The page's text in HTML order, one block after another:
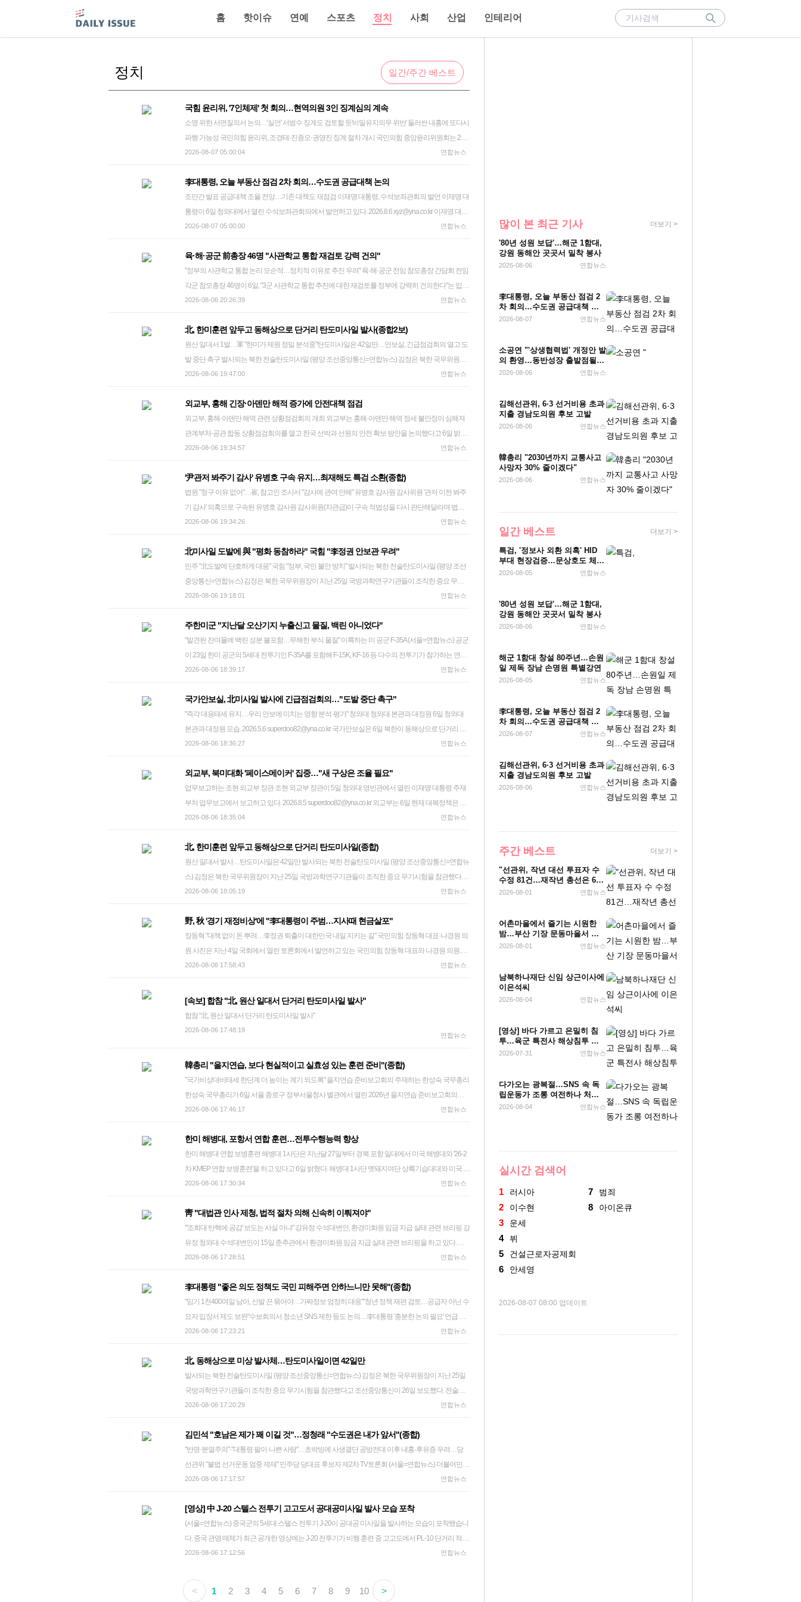
홈 핫이슈 연예 스포츠 정치 사회 산업 인테리어
정치 일간/주간 베스트
국힘 윤리위, '7인체제' 첫 회의…현역의원 3인 징계심의 계속
소명 위한 서면질의서 논의…'실언' 서범수 징계도 검토할 듯'비밀유지의무 위반' 둘러싼 내홍에 또다시
파행 가능성 국민의힘 윤리위, 조경태·진종오·권영진 징계 절차 개시 국민의힘 중앙윤리위원회는 27
일 전체회의를 열어 6선 조경태 의원과 친한(친한동훈)계 초선 진종오 의원, 재선 권영진 의원에 대한
의결했다고 보도자료를 통해 밝혔다. 사진 왼쪽부터 조경태, 진종오, 권영진 의원. 2026.7.27
photo@yna.co.kr 국민의힘 중앙윤리위원회가 7일 '7인 체제'에서 첫 회의를 열고 조경태·권영진·진종오
의원에 대한 징계절차 심의를 이어간다. 윤리위는 이날 오전 10시부터 회의를 열고 지난 회의에서 징
계 개시 결정을 내린 세 명의 현역의원에 대한 징계 절차를 계속 심의한다. 윤리위는 7인 체제에서의 상
근 검찰 보완수사권 폐지 관련 국회 간담회에서 실언 논란으로 윤리위에 제소된 서범수 의원에 대한
징계 개시 여부도 함께 검토할 것으로 보인다. 앞서 윤리위는 지난 달 27일 회의를 열고 6선 조경태 의
원과 친한(친한동훈)계 초선 진종오 의원, 재선 권영진 의원에 대한 징계 절차를 개시했다. 조 의원은 야
당 몫 국회부의장 선출 과정에서 다른 당 의원들에게 자당 소속인 박덕흠 국회부의장 낙선 전화를 했
윤리위에 제소됐다. 권 의원은 상임위원회 배분 과정에서 정점식 원내대표의 멱살을 잡는 등 물의를
빚으면서 윤리위에 제소됐다. 하지만 징계 개시 의결이 윤민우 윤리위원장을 포함한 기존 윤리위원 5
명 중 3명만 참석한 상태에서 이뤄진 것으로 알려지며 정당성 논란이 일었다. 이에 당 지도부는 지난달
30일 최고위 의결을 거쳐 위원 2명을 추가 임명했지만, 윤리위 비밀유지의무 조항을 둘러싼 내홍이 이
개적으로 문제를 제기한 우종환 부위원장 등을 겨냥해 "윤리위 내부 논의와 관련된 비밀유지 의무 위
반이 재발할 경우 해당 윤리위원 해임을 당대표에게 요청하는 등 엄정하게 조치하겠다"고 밝혔다. 반
면 우 부위원장은 윤 위원장의 일방적인 윤리위 운영을 비판하며 무소속 한동훈 의원 등에 대한 징계
논의 당시, 징계 대상자 명단과 내용을 외부인과 사전에 공유했다는 의혹을 제기하며 사퇴를 요구한
2026-08-07 05:00:04 연합뉴스
李대통령, 오늘 부동산 점검 2차 회의…수도권 공급대책 논의
조만간 발표 공급대책 조율 전망…기존 대책도 재점검 이재명 대통령, 수석보좌관회의 발언 이재명 대
통령이 6일 청와대에서 열린 수석보좌관회의에서 발언하고 있다. 2026.8.6 xyz@yna.co.kr 이재명 대통
령은 7일 오후 2시 청와대에서 부동산 정책 점검 2차 회의를 주재하고 수도권 공급 대책을 논의한다.
한다. 조만간 정부가 발표할 공급 대책의 내용과 발표 시기 등 세부 사항 조율도 집중적으로 이뤄질 것
으로 보인다. 이 대통령이 지난 회의에서 기존에 발표한 수도권 공급대책을 전반적으로 다시 짚어볼
것을 함께 지시한 만큼, 이와 관련한 내용도 이번 회의에서 다뤄질 전망이다. 강유정 청와대 수석대변
인은 전날 브리핑에서 "대통령이 주문한 주택 공급 확대와 속도에 대해 다각적 방안을 검토하고 있
있다. 이 대통령은 앞서 미국·남미 순방에서 귀국한 당일인 지난 3일 곧장 청와대로 출근해 7시간 30분
에 걸친 회의를 통해 신속히 공급할 수 있는 주택 물량 확보를 당부한 바 있다. 이 대통령은 당시 "최대
한 신속하게 많은 주택이 공급될 수 있도록 가능한 공급 물량을 최대한 확보하는 한편, 가용한 행정조
치와 금융·재정·규제 완화 등 신속한 공급 실현 방법을 찾으라"고 주문했다. 그러면서 "기존 공급 대책
추가 보고 및 회의를 지시했다. ses@yna.co.kr
2026-08-07 05:00:00 연합뉴스
육·해·공군 前총장 46명 "사관학교 통합 재검토 강력 건의"
"정부의 사관학교 통합 논리 모순적…정치적 이유로 추진 우려" 육·해·공군 전임 참모총장 간담회 전임
각군 참모총장 46명이 6일, "3군 사관학교 통합 추진에 대한 재검토를 정부에 강력히 건의한다"는 입장
을 밝혔다. 이들은 이날 발표한 입장문에서 "정부는 지금이라도 사관학교의 물리적 통합이 아니라 초
련해야 한다"며 이처럼 건의했다. 참모총장단은 "정부가 제시한 통합의 논리는 앞뒤가 맞지 않는 모순
그 자체"라며 "동일한 장소에서 함께 교육한다고 합동성이 발휘되는 것이 아니며, 통합으로 예산이 절
감되는 것이 아니라 천문학적 예산이 소요된다"고 주장했다. 이어 "정부의 통합 추진은 국민적 공감대
없이 추진되고 있다"며 "전문가들의 의견과 여론이 반영되지 않은 채 밀어붙이는 방식은 결코 정당화
화하고, 사관학교 통합을 그 예방책으로 제시하는 것은 진단과 처방이 어긋나는 것"이라며 "사관학교
통합이 정치적 이유에서 추진되고 있다는 우려를 깊게 한다"고 주장했다. 이는 이재명 대통령이 전날
국방부의 업무보고에서 "(사관학교를) 통합하면 이런 (쿠데타) 가능성이 좀 줄어들지 않겠나"라며, 사
관학교 통합 추진을 독려한 것을 비판한 것으로 해석된다. 참석자들에 따르면 3군 참모총장 26명이 서
로 전임 참모총장 46명이 동참했다고 한다. 육군 18명, 해군 13명, 공군 15명 등으로, 한민구(육군) 전 국
방부 장관, 정경두 전 국방부 장관(공군), 원인철 전 합참의장(공군) 등이 이름을 올렸다. 이재명 정부에
서 해군참모총장에 임명됐다가 계엄 관여 의혹으로 사퇴한 강동길 전 총장도 연명했다. 3군 전임 참모
총장들이 특정 정부 정책에 대해 공동 입장문을 낸 것은 이번이 처음으로 알려졌다. 사관학교 통합은
교'를 대전 자운대에 창설한다는 것을 골자로 하는 국군사관학교 창설 기본계획을 지난달 발표했다. 국
방부는 이달 26일 국군사관학교 창설 공청회를 개최해 각계각층의 의견을 수렴하고, 오는 10월께 국
군사관학교 창설 세부계획을 수립·발표한다는 방침이다. kcs@yna.co.kr
2026-08-06 20:26:39 연합뉴스
北, 한미훈련 앞두고 동해상으로 단거리 탄도미사일 발사(종합2보)
원산 일대서 1발…軍 "한미가 제원 정밀 분석중"탄도미사일은 42일만…안보실, 긴급점검회의 열고 도
발 중단 촉구 발사되는 북한 전술탄도미사일 (평양 조선중앙통신=연합뉴스) 김정은 북한 국무위원장
이 지난 25일 국방과학연구기관들이 조직한 중요 무기시험을 참관했다고 조선중앙통신이 26일 보도
nkphoto@yna.co.kr 북한이 6일 동해상으로 단거리 탄도미사일(SRBM)을 발사했다. 합동참모본부(합
참)는 이날 오후 5시께 원산 일대에서 동해상으로 발사된 단거리 탄도미사일 1발을 포착했으며, 정확
한 제원에 대해서는 한미가 정밀 분석 중이라고 밝혔다. 합참은 "한미 정보당국은 발사 초기부터 관련
동향을 추적 및 공유해 왔으며, 일본과도 북한 탄도미사일 관련 정보를 공유했다"고 전했다. 이어 "우리
도적으로 대응할 수 있는 능력과 태세를 유지하고 있다"고 강조했다. 통상 사거리 300∼1천km의 미사
일이 단거리 탄도미사일로 분류된다. 군은 이날 북한이 발사한 미사일의 비행 거리를 구체적으로 공개
하지 않았는데, 이 미사일이 평소와 다소 다른 발사 패턴을 보인 것 아니냐는 추측도 나온다. 북한의 탄
도미사일 발사는 올해 들어 10번째이며, 42일 만이다. 앞서 북한은 지난 6월 25일 김정은 국무위원장
사거리 연장탄 등 남측을 사정권에 두는 전술무기 발사 실험을 했다. 당시 전술탄도미사일 발사는 평
상시 화성-11라 사거리(110㎞가량)의 절반 이상을 줄여 쏜 것으로 평소와 다른 패턴을 보였다. 5월 26
일에도 화성-11라 또는 개량형으로 분석되는 전술탄도미사일과 240㎜ 방사포 등의 '섞어쏘기'에 나섰
다. 아울러 지난달 3일에는 신형 5천t급 구축함 '강건호'에 탑재된 전략순항미사일 시험발사를 했다. 이
한은 통상 전구급 한미 연합훈련과 이를 계기로 하는 미 전략자산 전개에 대해 '북침 연습'이라고 규정
하며 강하게 반발해 왔다. 북한이 최근 일본 등 역내 국가들의 전력 증강 움직임을 강하게 비판해 온 만
큼 이에 대한 반발 성격의 발사일 수도 있다. 전날 김여정 노동당 총무부장은 최근 일본 해상자위대가
실시한 미국산 장거리 순항미사일 토마호크 시험발사 등에 반발하는 담화를 내고 "(북한은) 일본의 변
부와 합참 등 관계기관이 참석한 가운데 긴급안보상황점검회의를 개최하고, 이번 발사가 안보에 미치
는 영향을 분석·평가하고 필요한 조치 사항을 점검했다. 안보실은 "북한의 탄도미사일 발사는 유엔 안
전보장이사회 결의를 위반하는 도발 행위"라면서 이를 즉각 중단할 것을 함께 촉구했다고 전했다.
kimhyoj@yna.co.kr
2026-08-06 19:47:00 연합뉴스
외교부, 홍해 긴장·아덴만 해적 증가에 안전대책 점검
외교부, 홍해·아덴만 해역 관련 상황점검회의 개최 외교부는 홍해·아덴만 해역 정세 불안정이 심해져
관계부처-공관 합동 상황점검회의를 열고 한국 선박과 선원의 안전 확보 방안을 논의했다고 6일 밝혔
다. 조주성 외교부 해외안전기획관 주재로 열린 이날 회의에는 해양수산부와 국방부 등 관계부처, 홍
피해 예방 대책을 점검했다. 조 기획관은 올해 상반기 소말리아·아덴만 해역에서 발생한 해적 사건이 9
건으로 지난해 같은 기간보다 3배 증가했고, 홍해에서도 선박 피격 사건이 연이어 발생하고 있는 데 대
해 우려를 표했다. 이어 언제든 한국 선박과 선원의 피해가 발생할 가능성을 염두에 두고 관계부처 간
유기적인 공조 체계를 유지해 나가자고 당부했다. 홍해·아덴만 해역 인근 공관들은 한국 선박과 선원
가겠다고 밝혔다. ssun@yna.co.kr
2026-08-06 19:34:57 연합뉴스
'尹관저 봐주기 감사' 유병호 구속 유지…최재해도 특검 소환(종합)
법원 "청구 이유 없어"…崔, 참고인 조사서 "감사에 관여 안해" 유병호 감사원 감사위원 '관저 이전 봐주
기 감사' 의혹으로 구속된 유병호 감사원 감사위원(차관급)이 구속 적법성을 다시 판단해달라며 법원
에 요청했으나 받아들여지지 않았다. 서울중앙지법 형사항소5-2부는 이날 유 위원이 청구한 구속적부
필요성을 법원이 다시 한번 따지는 절차다. 법원은 적부심사 청구서가 접수된 뒤 48시간 이내에 피의
자를 심문하고 증거 조사를 해야 한다. 적부심 기각으로 유 위원의 구속은 유지된다. 유 위원은 윤석열
정부 시절 감사원 사무총장으로 재직하면서 대통령실·관저 이전 관련 감사 결과를 축소 또는 은폐하기
위해 부당하게 관여한 혐의(직권남용 권리행사방해 등) 등을 받는다. 당초 감사단은 21그램 등 공사 관
서면조사로 바꾸도록 지시한 것으로 조사됐다. 대통령실 자료는 공문 대신 구두로 요청하고, 대통령실
관계자들에 대한 대면조사는 자제하라는 취지의 지시도 한 것으로 파악됐다. 특검팀은 유 위원이 대통
령실과 소통하면서 감사에 개입했다고 의심한다. 윤 전 대통령의 측근인 유 위원이 '피감사자'인 대통
령실의 청탁을 받아 직원들에게 부당한 업무 지시를 내렸다는 것이다. 21그램은 김건희 여사가 운영한
부부가 김 여사와 친분이 두터운 것으로 알려져 있다. 3대 특검(내란·김건희·순직해병) 이후 남은 사건
을 수사하는 2차 종합특검은 지난달 14일 유 위원에 대한 구속영장을 청구했고 법원은 같은 달 20일 증
거인멸 우려를 이유로 영장을 발부했다. 유 위원은 이에 불복해 이달 3일 법원에 구속적부심사를 청구
했다. 최재해 전 감사원장 한편 특검팀은 지난 3일 최재해 전 감사원장도 참고인 신분으로 불러 부실 감
않았고 유 위원의 부당한 지시 등을 알았다면 결론을 내지 않았을 것'이라는 취지로 진술한 것으로 전
해졌다. 유 위원과 대통령실의 소통도 몰랐다고 주장했다. 특검팀은 조만간 유 위원을 재판에 넘기는
한편 최 전 원장이 관저 이전 감사 과정에 묵인하거나 개입했는지 여부도 조사할 방침이다.
away777@yna.co.kr
2026-08-06 19:34:26 연합뉴스
北미사일 도발에 與 "평화 동참하라" 국힘 "李정권 안보관 우려"
민주 "北도발에 단호하게 대응" 국힘 "정부, 국민 불안 방치" 발사되는 북한 전술탄도미사일 (평양 조선
중앙통신=연합뉴스) 김정은 북한 국무위원장이 지난 25일 국방과학연구기관들이 조직한 중요 무기
시험을 참관했다고 조선중앙통신이 26일 보도했다. 전술탄도미사일이 화염을 내뿜으며 해안 발사대
규탄했다. 더불어민주당 강준현 수석대변인은 이날 서면브리핑에서 "어떤 명분으로도 무력 도발은 정
당화될 수 없다"며 "국제 정세가 불안정한 시점에서 감행된 이번 도발은 한반도 긴장만 고조시킬 뿐"이
라고 지적했다. 강 수석대변인은 "북한은 당장 무력시위를 멈추고 한반도 평화와 신뢰 회복의 길에 동
참해야 한다"며 "이재명 정부와 민주당은 북한의 어떤 도발에도 단호하게 대응하겠다"고 강조했다. 그
을 지키는 데 모든 노력을 다하겠다"고 했다. 국민의힘도 최보윤 수석대변인 명의의 논평을 통해 "대한
민국 안보와 국민 생명을 위협하는 북한 김정은 정권의 무모한 도발 행위를 강력히 규탄한다"고 밝혔
다. 최 수석대변인은 "이번 도발은 한반도 및 역내 평화를 흔드는 북한의 군사적 위협이 얼마나 심각한
수준에 이르렀는지를 여실히 보여준다"고 말했다. 그는 "무엇보다 우려스러운 것은 일촉즉발의 안보
태세에 문제가 있다고 주장했다. 최 수석대변인은 "북한이 6월 전술탄도미사일과 방사포 사격, 7월 신
형 구축함에서의 전략순항미사일 발사 등 무력시위를 지속하는데도 정부는 안일한 인식과 소극적 대
응으로 일관해 국민 불안을 방치하고 있다"고 비판했다. 합동참모본부는 이날 오후 5시께 원산 일대에
서 동해상으로 발사된 단거리 탄도미사일을 포착했다고 밝혔다. 북한의 탄도미사일 발사는 올 들어 10
2026-08-06 19:18:01 연합뉴스
주한미군 "지난달 오산기지 누출신고 물질, 백린 아니었다"
"발견된 잔여물에 백린 성분 불포함…무해한 부식 물질" 이륙하는 미 공군 F-35A (서울=연합뉴스) 공군
이 23일 한미 공군의 5세대 전투기인 F-35A를 포함해 F-15K, KF-16 등 다수의 전투기가 참가하는 연합
공중훈련을 실시했다고 밝혔다. 사진은 훈련에 참가한 미 공군 F-35A가 오산기지에서 이륙하는 모습.
독성 물질인 백린이 아닌 것으로 나타났다고 6일 밝혔다. 주한미군은 이날 오산공군기지 홈페이지에
게재한 국·영문 보도자료에서 "철저한 점검 및 시험 결과, 7월 28일 정기 탄약 점검 중 발견된 결정체와
잔여물은 백린이 아니었으며 백린 성분 또한 포함되어 있지 않았음을 확인했다"고 밝혔다. 주한미군은
"추가 분석 결과, 해당 잔류물은 시간이 지남에 따라 환경에 노출되어 발생한 무해한 표면 부식 물질임
당 탄약을 안전하게 격리 조치했다"며 "부상자는 발생하지 않았으며, 기지 운영은 정상적으로 이루어
지고 있다"고 덧붙였다. 그러면서 "우리는 평택 지역 주민의 신뢰를 소중히 여기며, 앞으로도 모든 분의
안전을 지키고 관련 정보를 투명하게 공유하기 위해 최선을 다하겠다"고 강조했다. 지난달 28일 오후 5
시 7분께 평택시 서탄면에 있는 주한미군 오산공군기지에서 백린이 누출됐다는 신고가 경찰에 접수
상의 액체가 고여 있는 것을 발견해 누출 사실을 인지한 것으로 전해졌다. 평택시는 오후 5시 37분께
재난문자를 보내 인근 주민들에 대피하라고 안내했고, 오후 6시 13분께 부대 내 조치가 완료됐다며 대
피명령을 해제했다. kimhyoj@yna.co.kr
2026-08-06 18:39:17 연합뉴스
국가안보실, 北미사일 발사에 긴급점검회의…"도발 중단 촉구"
"즉각 대응태세 유지…우리 안보에 미치는 영향 분석·평가" 청와대 청와대 본관과 대정원 6일 청와대
본관과 대정원 모습. 2026.5.6 superdoo82@yna.co.kr 국가안보실은 6일 북한이 동해상으로 단거리 탄
도미사일을 발사한 것과 관련, 긴급안보상황점검회의를 개최했다고 보도자료를 통해 밝혔다. 국가안
응 태세 유지를 지시하고, 이번 발사가 우리 안보에 미치는 영향을 분석·평가하고 필요한 조치 사항을
점검했다. 안보실은 "북한의 탄도미사일 발사는 유엔 안전보장이사회 결의를 위반하는 도발 행위"라
면서 이를 즉각 중단할 것을 함께 촉구했다고 전했다. 합참은 이날 오후 5시께 원산 일대에서 동해상으
로 발사된 단거리 탄도미사일을 포착했다고 밝혔다. 북한의 탄도미사일 발사는 올 들어 10번째이며,
2026-08-06 18:36:27 연합뉴스
외교부, 북미대화 '페이스메이커' 집중…"새 구상은 조율 필요"
업무보고하는 조현 외교부 장관 조현 외교부 장관이 5일 청와대 영빈관에서 열린 이재명 대통령 주재
부처 업무보고에서 보고하고 있다. 2026.8.5 superdoo82@yna.co.kr 외교부는 6일 현재 대북정책은 북
미대화 재개를 지원하는 '페이스메이커' 역할에 무게를 두고 있다며 통일부가 제시한 4자 대화 등 구상
서는 '피스메이커-페이스메이커' 구상에 "변화가 없다"며 "한미 간뿐 아니라, 주변국 모두에, 모든 외교
상황에서 우리의 한반도 정책을 설명하고 있다"고 말했다. 이어 평화 체제 논의를 위한 다자 대화 구성
에 대해서는 "정부 내 추가 협의와 조율 과정을 거쳐야 한다"고 설명했다. 외교부는 현재 북미대화 재개
를 통한 대화 분위기 조성에 무게를 두고 있다. 또한 통일부가 업무보고에서 제시한 '피스메이커-페이
장을 갖고 있다. 외교는 상대가 있는 만큼 새로운 정책 구상일수록 충분한 협의와 공감대 형성이 선행
돼야 한다는 것이다. 조현 외교부 장관도 전날 통일부가 남북 및 미국·중국 등 4자 대화 동력을 확보하
겠다고 밝힌 것을 두고 "이상주의에 근거한 어떤 희망이라 하더라도 그건 다소 아직 조율되지 않은 그
런 방법 중에 하나가 아닌가"라고 지적했다. 이어 "우리가 6자 회담도 있었고, 또 3자도 있고 4자도 있고,
자 대화 이렇게 이야기한 것은 여러분들께서 이상적인 말씀을 우리 정 장관께서 한 거니까 디스카운트
해 주시면 좋겠다"고 덧붙였다. 하지만 4자 또는 6자 협력체 가동은 작년 9월 국무회의에서 확정된 이
재명 정부 국정과제에 반영된 구상이라는 질문에 외교부 고위 당국자는 "어떤 계기에 어떻게 보고됐는
용 중 일부는 아직 부처 간 조율을 거치지 않은 단계라는 점을 설명한 것이지, 통일부 전체 업무보고 내
용에 반대한다는 의도로 말한 것은 아니라고 설명했다. 또한 "한반도 평화공존 정책은 정부의 공통 목
표"라며 "정부는 국가안전보장회의(NSC)를 중심으로 한반도 평화 공존이라는 일관된 정책을 유관 부
2026-08-06 18:35:04 연합뉴스
北, 한미훈련 앞두고 동해상으로 단거리 탄도미사일(종합)
원산 일대서 발사…탄도미사일은 42일만 발사되는 북한 전술탄도미사일 (평양 조선중앙통신=연합뉴
스) 김정은 북한 국무위원장이 지난 25일 국방과학연구기관들이 조직한 중요 무기시험을 참관했다고
조선중앙통신이 26일 보도했다. 전술탄도미사일이 화염을 내뿜으며 해안 발사대에서 솟구치고 있다.
(합참)는 이날 오후 5시께 원산 일대에서 동해상으로 발사된 단거리 탄도미사일을 포착했다고 밝혔다.
합참은 "우리 군은 추가 발사에 대비해 감시 및 경계를 강화한 가운데, 한미일은 북한 탄도미사일 관련
정보를 긴밀하게 공유하면서 만반의 대비태세를 유지하고 있다"고 밝혔다. 북한의 탄도미사일 발사는
올해 들어 10번째이며, 42일 만이다. 앞서 북한은 지난 6월 25일 김정은 국무위원장이 참관하는 가운
등 남측을 사정권에 두는 전술무기 발사 실험을 했다. 당시 전술탄도미사일 발사는 평상시 화성-11라
사거리(110㎞가량)의 절반 이상을 줄여 쏜 것으로 평소와 다른 패턴을 보였다. 아울러 북한은 지난달 3
일 신형 5천t급 구축함 '강건호'에 탑재된 전략순항미사일 시험발사를 했다. 이번 발사는 이달 개최가 예
상되는 전구급 한미 연합연습 '을지 자유의 방패'(UFS)를 앞두고 이뤄졌다. 북한은 통상 전구급 한미 연
kimhyoj@yna.co.kr
2026-08-06 18:05:19 연합뉴스
野, 秋 '경기 재정비상'에 "李대통령이 주범…지사때 현금살포"
장동혁 "대책 없이 돈 뿌려…李정권 퇴출이 대한민국 내일 지키는 길" 국민의힘 장동혁 대표·나경원 의
원 사진은 지난 4일 국회에서 열린 토론회에서 발언하고 있는 국민의힘 장동혁 대표와 나경원 의원.
2026.8.4 eastsea@yna.co.kr 보수 야당은 6일 더불어민주당 소속 추미애 경기도지사가 '도 재정 비상'을
의힘 장동혁 대표는 이날 페이스북 메시지에서 "경기도의 오늘을 보면 대한민국의 내일 보인다"며 "민
주당 도지사 8년에 재정이 완전히 거덜 났다. 당장 쓸 예산도 없다고 한다"고 썼다. 장 대표는 "주범은 전
기느라 도정을 방만하게 운영한 결과"라고 말했다. 이어 "대통령이 되고도 똑같다. 돈 뿌리는 규모는 훨
다. 틈만 나면 추경(추가경정예산) 타령을 멈추지 않는다"고 날을 세웠다. 그러면서 "이재명 정권 퇴출
이 대한민국의 내일을 지키는 길"이라고 강조했다. 같은 당 나경원 의원도 페이스북에서 "추미애 지사
의 '경기도 재정 파탄 선언'은 이재명 대통령이 초래할 대한민국 부도 예언"이라고 비판했다. 나 의원은
김동연 전 지사를 함께 거론하며 "재난지원금, 지역화폐, 각종 현금성 지원, '현금 살포 정치'를 7차례나
서 경기도 재정을 구조적으로 파탄 냈다"고 지적했다. 이어 "이재명의 성남 모라토리엄, 경기도 부도, 이
재명의 대한민국 미래 부도와 오버랩 된다"며 "투표 조작질, 주가 조작질, 세금 폭탄, 부동산 조작질로
갈 데까지 간 이재명 정권, 빨리 부도 처리하라는 것이 국민의 명령"이라고 말했다. 경기 화성을을 지역
구로 둔 개혁신당 이준석 대표는 페이스북에서 이 대통령의 지사 임기 마지막 해 청년기본소득, 산후
고 지적했다. 이어 "한번 국민에게 한 약속은 세금이 덜 걷혀도 물릴 수 없다. 그래서 더욱, 그 약속을 누
가 언제 얹었는지 도민이 알아야 한다"면서 "이재명 경기도지사였다"고 거듭 강조했다. 그러면서 "경기
도는 힘들면 중앙정부에 손을 내밀 수 있지만, 나라는 손 내밀 곳이 없다"며 "경기도에서 들은 말을 4년
nowwego@yna.co.kr minaryo@yna.co.kr
2026-08-06 17:58:43 연합뉴스
[속보] 합참 "北, 원산 일대서 단거리 탄도미사일 발사"
합참 "北, 원산 일대서 단거리 탄도미사일 발사"
2026-08-06 17:48:19
연합뉴스
韓총리 "을지연습, 보다 현실적이고 실효성 있는 훈련 준비"(종합)
"국가비상대비태세 한단계 더 높이는 계기 되도록" 을지연습 준비보고회의 주재하는 한성숙 국무총리
한성숙 국무총리가 6일 서울 종로구 정부서울청사 별관에서 열린 2026년 을지연습 준비보고회의에
서 발언하고 있다. 2026.8.6 jeong@yna.co.kr 한성숙 국무총리는 6일 올해 을지연습과 관련 "각 기관은
이고 실효성 있는 훈련이 이뤄질 수 있도록 준비해 주시길 바란다"고 당부했다. 한 총리는 이날 정부서
울청사에서 열린 을지연습 준비 보고회의 모두발언에서 "을지연습이 국가비상대비태세를 한 단계 더
높이는 계기"가 되도록 노력해달라며 이같이 말했다. 그는 "러시아-우크라이나 전쟁과 중동 지역 무력
충돌은 현대전이 군사적 충돌을 넘어 국가 핵심 기반 시설과 국민 일상까지 위협할 수 있음을 보여준
안보 환경에서 정부의 대응 역량은 군사작전 지원뿐 아니라 국민 일상 유지와 국가기능 지속까지 포괄
해야 한다"며 "을지연습은 이런 국가 비상대응 역량과 국가 총력전 수행 체계를 사전에 점검하는 비상
대비 훈련"이라고 규정했다. 한 총리는 또 "올해는 정부조직 개편과 지방행정체계 개편 이후 처음 실시
되는 을지연습"이라며 "각 기관은 새로운 업무 체계에 맞춰 비상대응체계를 정비해 주시고, 실제 상황
다며 "실제 훈련 과정에서 단 한 건의 안전사고도 발생하지 않도록 사전 안전 점검과 현장 안전 관리에
만전을 기해 주시길 바란다"고 지시했다. 한 총리는 이 밖에 국민 참여형 훈련 실시, 기관장의 적극적인
직접 참여 등도 거듭 당부했다. 18∼21일 전국에서 실시되는 올해 을지연습에선 전력·에너지·공항·항
만·도로 등 국가 핵심 기반시설 피해 상황을 가정한 '1기관 1훈련'과 국가정보원 주관의 정부·군·관계기
지 관계장관회의가 운영되며 전 공무원 비상소집훈련, 전시 창설기구 편성, 정부·군 통합 상황 대응 연
습, 전시 전환절차 숙달을 위한 을지국무회의 등도 실시된다. 20일에는 주민 대피, 긴급차량 길 터주기,
차량통제 등 전국 단위 공습 대비 민방위훈련을 실시해 비상대비태세를 점검한다. 국민의례하는 외교-
통일부 장관 조현 외교부 장관(왼쪽)과 정동영 통일부 장관이 6일 서울 종로구 정부서울청사 별관에서
hapyry@yna.co.kr
2026-08-06 17:46:17 연합뉴스
한미 해병대, 포항서 연합 훈련…전투수행능력 향상
한미 해병대 연합 보병훈련 해병대 1사단은 지난달 27일부터 경북 포항 일대에서 미국 해병대와 '26-2
차 KMEP 연합 보병훈련'을 하고 있다고 6일 밝혔다. 해병대 1사단 멧돼지여단 상륙기습대대와 미국 1
해병기동군 1사단 소속 중대급 부대 장병 등 양국 해병대 600여명은 혼합 제대를 편성해 팀워크를 다
술을 공유했다. 이밖에 근접전투기술, 수색정찰, 전투 부상자 처치, 연합 상륙훈련으로 전투수행능력
을 높였다. 이번 훈련은 7일까지 이어진다. 황진욱 중대장(대위)은 "앞으로도 굳건한 한·미 해병대 혈맹
을 바탕으로 국가와 국민에게 신뢰받는 해병대가 되기 위해 노력하겠다"고 말했다. 한미 해병대 연합
보병훈련 sds123@yna.co.kr
2026-08-06 17:30:34 연합뉴스
靑 "대법관 인사 제청, 법적 절차 의해 신속히 이뤄져야"
"'조희대 탄핵에 공감' 보도는 사실 아냐" 강유정 수석대변인, 환경미화원 임금 지급 실태 관련 브리핑 강
유정 청와대 수석대변인이 15일 춘추관에서 환경미화원 임금 지급 실태 관련 브리핑을 하고 있다. 이
재명 대통령은 지난 2월 열린 수석보좌관회의에서 지방정부가 환경미화원의 적정 임금 보장 규정을
2026.7.15 superdoo82@yna.co.kr 청와대는 6일 "대법관 인사 제청은 관련 법적 절차에 의해 신속히 이
뤄져야 한다"는 입장을 밝혔다. 강유정 청와대 수석대변인은 이날 브리핑에서 노태악 전 대법관과 이
흥구 대법관의 후임 인선 문제와 관련한 질의에 이같이 답했다. 조희대 대법원장이 지난 3월 퇴임한 노
태악 전 대법관의 후임 제청을 하지 않아 다양한 해석을 낳아 온 가운데 신속한 제청이 필요하다는 점
에는 선을 그었다. 강 수석대변인은 "대법원장의 탄핵이나 거취와 관련해 청와대가 공감한다는 보도가
있었는데, 전혀 사실이 아니다"라고 말했다. 앞서 이날 한 언론은 여권 핵심 관계자의 말을 빌려 더불어
민주당 송영길·김민석 당 대표 후보의 '조희대 탄핵론'에 청와대도 공감하고 있다고 보도했는데, 이를
부인한 것이다. sncwook@yna.co.kr
2026-08-06 17:28:51 연합뉴스
李대통령 "좋은 의도 정책도 국민 피해주면 안하느니만 못해"(종합)
"임기 1천400여일 남아, 신발 끈 묶어야…가짜정보 엄정히 대응""청년 정책 재편 검토…공급자 아닌 수
요자 입장서 제도 보완"수보회의서 청소년 SNS 제한 등도 논의…李대통령 '충분한 논의 필요' 언급 이
재명 대통령, 수석보좌관회의 발언 이재명 대통령이 6일 청와대에서 열린 수석보좌관회의에서 발언
를 체감하지 못하거나, 도리어 국민의 삶에 피해를 준다면 안 하느니만 못한 것"이라며 "항상 국민 눈높
이에서 사안을 살피고, 문제가 있으면 어떤 사항도 성역 없이 적극적으로 고치는 행정이 필요하다"고
말했다. 이 대통령은 이날 청와대에서 주재한 수석보좌관회의에서 "모든 국정의 성과는 결국 주권자인
국민이 평가한다"며 이같이 밝혔다. 이번 발언은 최근 형사소송법 개정 과정에서 검찰의 보완수사권
된다. 국민에게 피해가 되는가를 가장 중요한 기준으로 삼아, 필요하다면 과감한 보완과 개선을 주문
한 것으로 볼 수 있다. 이 대통령은 또 "국민주권 정부 두 번째 업무보고가 마무리됐고, 이제 정부의 임
기가 1천400여일 남았다. 한 번 더 신발 끈을 단단히 묶고 최선을 다해달라"며 "진짜 중요한 건 지금부
터다. 거창한 설계도나 화려한 청사진보다 발 빠른 실천이 중요하다"고 당부했다. 동시에 이 대통령은
관적이고 정확해야 판단도 정확해질 수 있다"고 진단했다. 이어 "국내외의 잘못된 보도나 악의적 정보
는 하나도 놓치지 말고 바로잡아 달라"며 "여론을 왜곡하고 조작하기 위해 가짜정보를 유포하는 행위
에 대해 엄정히 대응해달라"고 지시했다. 이재명 대통령, 수석보좌관회의 주재 이재명 대통령이 6일 청
와대에서 수석보좌관회의를 주재하고 있다. 2026.8.6 xyz@yna.co.kr 청년 정책에 대해서도 별도의 주
2026-08-06 17:23:21 연합뉴스
北, 동해상으로 미상 발사체…탄도미사일이면 42일만
발사되는 북한 전술탄도미사일 (평양 조선중앙통신=연합뉴스) 김정은 북한 국무위원장이 지난 25일
국방과학연구기관들이 조직한 중요 무기시험을 참관했다고 조선중앙통신이 26일 보도했다. 전술탄
도미사일이 화염을 내뿜으며 해안 발사대에서 솟구치고 있다. 2026.6.26 nkphoto@yna.co.kr 북한이 6
리 등을 분석 중이다. 북한 발사체가 탄도미사일로 확인되면 42일 만의 발사다. 앞서 북한은 지난 6월
25일 김정은 국무위원장이 참관하는 가운데 전술탄도미사일, 155㎜ 자주포 사거리 연장탄, 갱신형
240㎜ 24관식 방사포 등 남측을 사정권에 두는 전술무기 발사 실험을 했다. 아울러 북한은 지난달 3일
신형 5천t급 구축함 '강건호'에 탑재된 전략순항미사일 시험발사를 했다. kimhyoj@yna.co.kr
2026-08-06 17:20:29 연합뉴스
김민석 "호남은 제가 꽤 이길 것"…정청래 "수도권은 내가 앞서"(종합)
"반명·분열주의"·"대통령 팔이·나쁜 사람"…초박빙에 사생결단 공방전대 이후 내홍·후유증 우려…당
선관위 "불법 선거운동 엄중 제재" 민주당 당대표 후보자 제2차 TV토론회 (서울=연합뉴스) 더불어민주
당 송영길·김민석·정청래 당 대표 후보가 5일 서울 영등포구 여의도 KBS에서 열린 제2차 TV 토론회에
패를 좌우할 호남(11~14일)과 서울·경기(12~15일) 권리당원 투표를 앞두고 송영길·정청래·김민석 당
대표 후보(기호순) 간 선 넘은 공방이 계속되고 있다. 지역·유권자 그룹별로 김 후보는 호남 및 민주당
지지층 그룹에서, 정 후보는 서울·경기 및 일반 유권자(민주당+무당층) 그룹에서 각각 상대적으로 우
위에 있다고 평가되는 등 판세가 막판까지 초박빙 흐름을 보일 것으로 전망되자 사생결단식 대결 양상
2026-08-06 17:17:57 연합뉴스
[영상] 中 J-20 스텔스 전투기 고고도서 공대공미사일 발사 모습 포착
(서울=연합뉴스) 중국군의 5세대 스텔스 전투기 J-20이 공대공 미사일을 발사하는 모습이 포착됐습니
다. 중국 관영 매체가 최근 공개한 영상에는 J-20 전투기가 비행 훈련 중 고고도에서 PL-10 단거리 적외
선 유도 공대공 미사일을 발사하는 모습이 담겼습니다. 2017년부터 실전 배치된 J-20은 미국의 스텔스
2026-08-06 17:12:56 연합뉴스
< 1 2 3 4 5 6 7 8 9 10 >
많이 본 최근 기사 더보기 >
'80년 성원 보답'…해군 1함대,
강원 동해안 곳곳서 밀착 봉사
2026-08-06 연합뉴스
李대통령, 오늘 부동산 점검 2
차 회의…수도권 공급대책 논
의
2026-08-07 연합뉴스
소공연 "'상생협력법' 개정안 발
의 환영…동반성장 출발점될
것"
2026-08-06 연합뉴스
김해선관위, 6·3 선거비용 초과
지출 경남도의원 후보 고발
2026-08-06 연합뉴스
韓총리 "2030년까지 교통사고
사망자 30% 줄이겠다"
2026-08-06 연합뉴스
일간 베스트 더보기 >
특검, '정보사 외환 의혹' HID
부대 현장검증…문상호도 체포
(종합)
2026-08-05 연합뉴스
'80년 성원 보답'…해군 1함대,
강원 동해안 곳곳서 밀착 봉사
2026-08-06 연합뉴스
해군 1함대 창설 80주년…손원
일 제독 장남 손명원 특별강연
2026-08-05 연합뉴스
李대통령, 오늘 부동산 점검 2
차 회의…수도권 공급대책 논
의
2026-08-07 연합뉴스
김해선관위, 6·3 선거비용 초과
지출 경남도의원 후보 고발
2026-08-06 연합뉴스
주간 베스트 더보기 >
"선관위, 작년 대선 투표자 수
수정 81건…재작년 총선은 65
건"
2026-08-01 연합뉴스
어촌마을에서 즐기는 시원한
밤…부산 기장 문동마을서 야
시장
2026-08-01 연합뉴스
남북하나재단 신임 상근이사에
이은석씨
2026-08-04 연합뉴스
[영상] 바다 가르고 은밀히 침
투…육군 특전사 해상침투 훈
련 공개
2026-07-31 연합뉴스
다가오는 광복절…SNS 속 독
립운동가 조롱 여전하나 처벌
한계
2026-08-04 연합뉴스
실시간 검색어
1 러시아
2 이수현
3 운세
4 뷔
5 건설근로자공제회
6 안세영
7 범죄
8 아이온큐
2026-08-07 08:00 업데이트